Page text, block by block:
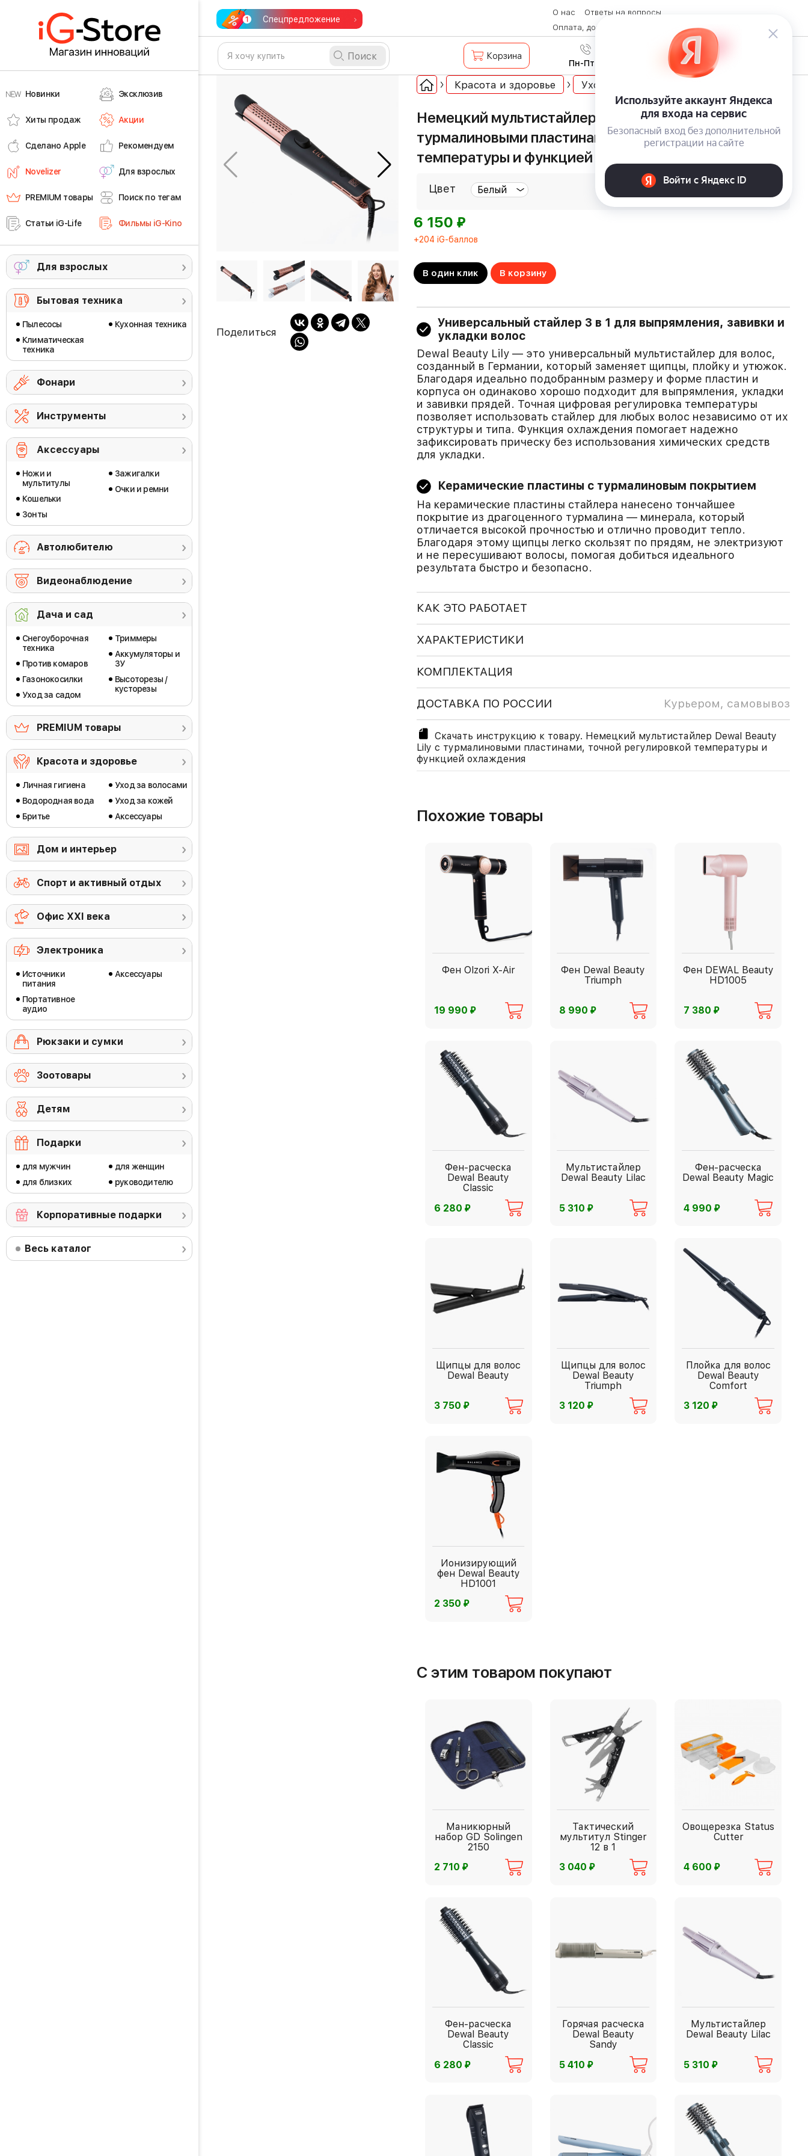
Новинки Эксклюзив
Хиты продаж Акции
Сделано Apple Рекомендуем
Novelizer Для взрослых
PREMIUM товары Поиск по тегам
Статьи iG-Life Фильмы iG-Kino
Для взрослых
Бытовая техника
Пылесосы
Климатическая
техника
Кухонная техника
Фонари
Инструменты
Аксессуары
Ножи и
мультитулы
Кошельки
Зонты
Зажигалки
Очки и ремни
Автолюбителю
Видеонаблюдение
Дача и сад
Снегоуборочная
техника
Против комаров
Газонокосилки
Уход за садом
Триммеры
Аккумуляторы и
ЗУ
Высоторезы /
кусторезы
PREMIUM товары
Красота и здоровье
Личная гигиена
Водородная вода
Бритье
Уход за волосами
Уход за кожей
Аксессуары
Дом и интерьер
Спорт и активный отдых
Офис ХХI века
Электроника
Источники
питания
Портативное
аудио
Аксессуары
Рюкзаки и сумки
Зоотовары
Детям
Подарки
для мужчин
для близких
для женщин
руководителю
Корпоративные подарки
Весь каталог
Спецпредложение
О нас
Ответы на вопросы
Оплата, доставка и возврат товара
Контакты
Поиск Корзина 8 (800) 600-28-07
Пн-Пт с 9:00 до 19:00
Поделиться
Красота и здоровье Уход за волосами
Немецкий мультистайлер Dewal Beauty Lily с
турмалиновыми пластинами, точной регулировкой
температуры и функцией охлаждения
Цвет
6 150 ⃏
+204 iG-баллов
В один клик В корзину
Универсальный стайлер 3 в 1 для выпрямления, завивки и
укладки волос
Dewal Beauty Lily — это универсальный мультистайлер для волос,
созданный в Германии, который заменяет щипцы, плойку и утюжок.
Благодаря идеально подобранным размеру и форме пластин и
корпуса он одинаково хорошо подходит для выпрямления, укладки
и завивки прядей. Точная цифровая регулировка температуры
позволяет использовать стайлер для любых волос независимо от их
структуры и типа. Функция охлаждения помогает надежно
зафиксировать прическу без использования химических средств
для укладки.
Керамические пластины с турмалиновым покрытием
На керамические пластины стайлера нанесено тончайшее
покрытие из драгоценного турмалина — минерала, который
отличается высокой прочностью и отлично проводит тепло.
Благодаря этому щипцы легко скользят по прядям, не электризуют
и не пересушивают волосы, помогая добиться идеального
результата быстро и безопасно.
КАК ЭТО РАБОТАЕТ
ХАРАКТЕРИСТИКИ
КОМПЛЕКТАЦИЯ
ДОСТАВКА ПО РОССИИ Курьером, самовывоз
Скачать инструкцию к товару. Немецкий мультистайлер Dewal Beauty
Lily с турмалиновыми пластинами, точной регулировкой температуры и
функцией охлаждения
Похожие товары
Фен Olzori X-Air
19 990 ⃏
Фен Dewal Beauty
Triumph
8 990 ⃏
Фен DEWAL Beauty
HD1005
7 380⃏
Фен-расческа
Dewal Beauty
Classic
6 280 ⃏
Мультистайлер
Dewal Beauty Lilac
5 310 ⃏
Фен-расческа
Dewal Beauty Magic
4 990⃏
Щипцы для волос
Dewal Beauty
3 750 ⃏
Щипцы для волос
Dewal Beauty
Triumph
3 120 ⃏
Плойка для волос
Dewal Beauty
Comfort
3 120⃏
Ионизирующий
фен Dewal Beauty
HD1001
2 350 ⃏
С этим товаром покупают
Маникюрный
набор GD Solingen
2150
2 710 ⃏
Тактический
мультитул Stinger
12 в 1
3 040 ⃏
Овощерезка Status
Cutter
4 600⃏
Фен-расческа
Dewal Beauty
Classic
6 280 ⃏
Горячая расческа
Dewal Beauty
Sandy
5 410 ⃏
Мультистайлер
Dewal Beauty Lilac
5 310⃏